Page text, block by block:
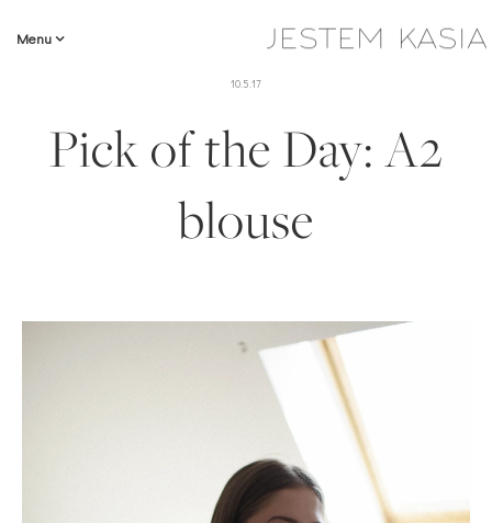
Menu
10.5.17
Pick of the Day: A2
blouse